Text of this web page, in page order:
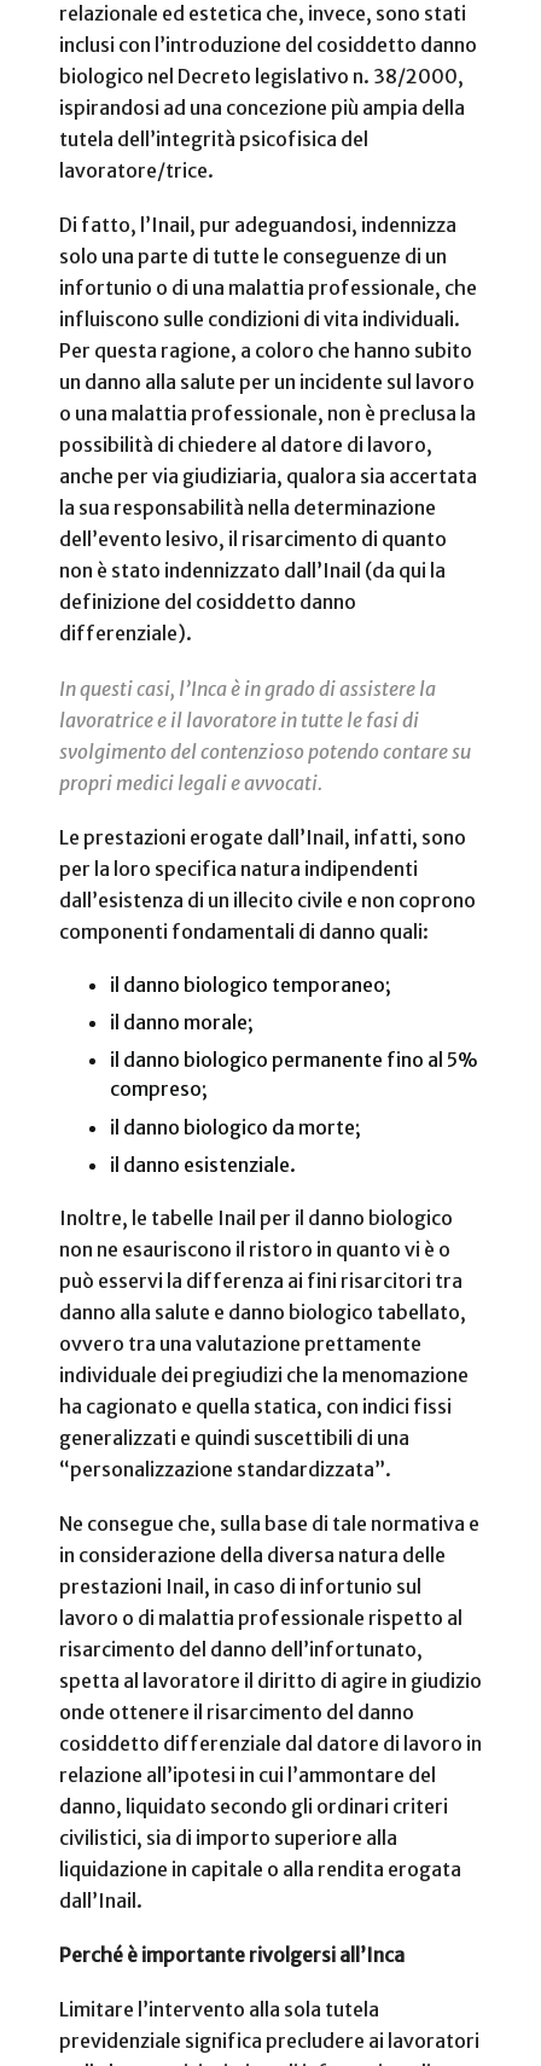
relazionale ed estetica che, invece, sono stati
inclusi con l’introduzione del cosiddetto danno
biologico nel Decreto legislativo n. 38/2000,
ispirandosi ad una concezione più ampia della
tutela dell’integrità psicofisica del
lavoratore/trice.
Di fatto, l’Inail, pur adeguandosi, indennizza
solo una parte di tutte le conseguenze di un
infortunio o di una malattia professionale, che
influiscono sulle condizioni di vita individuali.
Per questa ragione, a coloro che hanno subito
un danno alla salute per un incidente sul lavoro
o una malattia professionale, non è preclusa la
possibilità di chiedere al datore di lavoro,
anche per via giudiziaria, qualora sia accertata
la sua responsabilità nella determinazione
dell’evento lesivo, il risarcimento di quanto
non è stato indennizzato dall’Inail (da qui la
definizione del cosiddetto danno
differenziale).
In questi casi, l’Inca è in grado di assistere la
lavoratrice e il lavoratore in tutte le fasi di
svolgimento del contenzioso potendo contare su
propri medici legali e avvocati.
Le prestazioni erogate dall’Inail, infatti, sono
per la loro specifica natura indipendenti
dall’esistenza di un illecito civile e non coprono
componenti fondamentali di danno quali:
il danno biologico temporaneo;
il danno morale;
il danno biologico permanente fino al 5%
compreso;
il danno biologico da morte;
il danno esistenziale.
Inoltre, le tabelle Inail per il danno biologico
non ne esauriscono il ristoro in quanto vi è o
può esservi la differenza ai fini risarcitori tra
danno alla salute e danno biologico tabellato,
ovvero tra una valutazione prettamente
individuale dei pregiudizi che la menomazione
ha cagionato e quella statica, con indici fissi
generalizzati e quindi suscettibili di una
“personalizzazione standardizzata”.
Ne consegue che, sulla base di tale normativa e
in considerazione della diversa natura delle
prestazioni Inail, in caso di infortunio sul
lavoro o di malattia professionale rispetto al
risarcimento del danno dell’infortunato,
spetta al lavoratore il diritto di agire in giudizio
onde ottenere il risarcimento del danno
cosiddetto differenziale dal datore di lavoro in
relazione all’ipotesi in cui l’ammontare del
danno, liquidato secondo gli ordinari criteri
civilistici, sia di importo superiore alla
liquidazione in capitale o alla rendita erogata
dall’Inail.
Perché è importante rivolgersi all’Inca
Limitare l’intervento alla sola tutela
previdenziale significa precludere ai lavoratori